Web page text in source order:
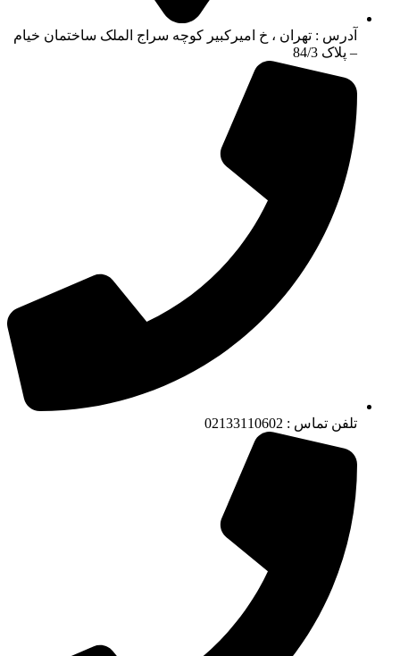
آدرس : تهران ، خ امیرکبیر کوچه سراج الملک ساختمان خیام
– پلاک 84/3
تلفن تماس : 02133110602